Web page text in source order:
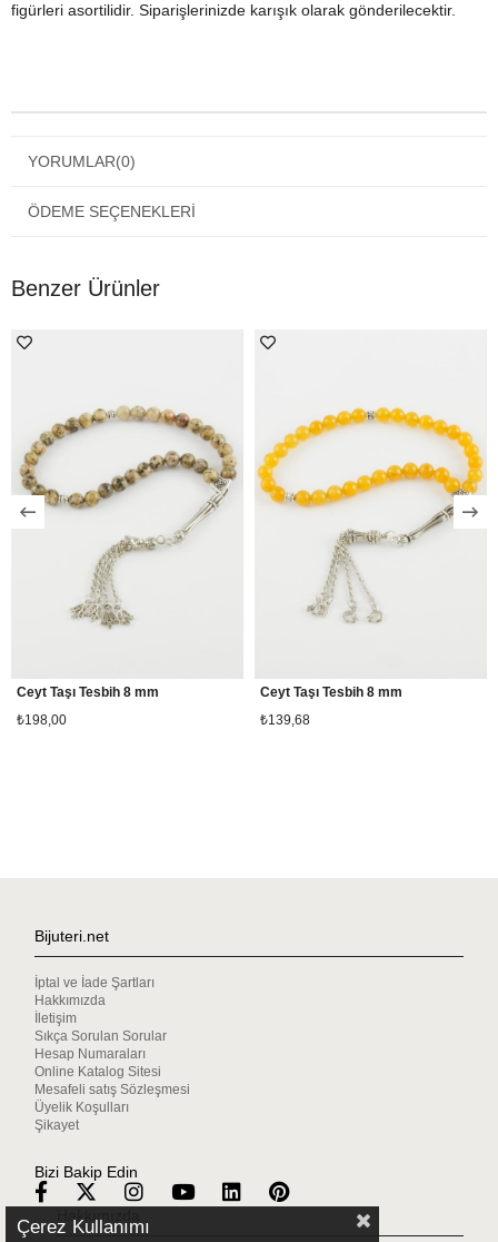
figürleri asortilidir. Siparişlerinizde karışık olarak gönderilecektir.
YORUMLAR(0)
ÖDEME SEÇENEKLERI
Benzer Ürünler
Ceyt Taşı Tesbih 8 mm
₺198,00
Ceyt Taşı Tesbih 8 mm
₺139,68
Bijuteri.net
İptal ve İade Şartları
Hakkımızda
İletişim
Sıkça Sorulan Sorular
Hesap Numaraları
Online Katalog Sitesi
Mesafeli satış Sözleşmesi
Üyelik Koşulları
Şikayet
Bizi Bakip Edin
Çerez Kullanımı